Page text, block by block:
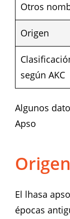
Otros
Origen
según AKC
Algunos
Apso
Origen
El lhasa
épocas